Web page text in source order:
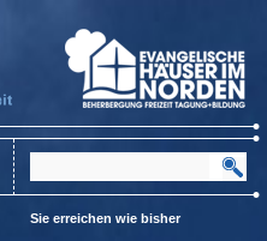
Sie erreichen wie bisher